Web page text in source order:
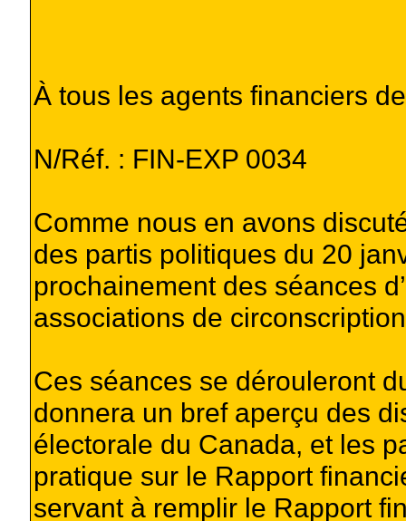
À tous les agents financiers
N/Réf. : FIN-EXP 0034
Comme nous en avons
des partis politiques du 20
prochainement des séances
associations de
Ces séances se dérouleront
donnera un bref aperçu des
électorale du Canada, et les
pratique sur le Rapport
servant à remplir le Rapport